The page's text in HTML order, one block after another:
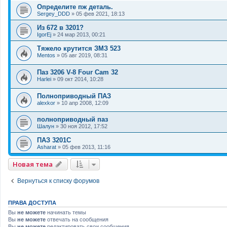
Определите пж деталь.
Sergey_DDD » 05 фев 2021, 18:13
Из 672 в 3201?
IgorEj » 24 мар 2013, 00:21
Тяжело крутится ЗМЗ 523
Mentos » 05 авг 2019, 08:31
Паз 3206 V-8 Four Cam 32
Harlei » 09 окт 2014, 10:28
Полноприводный ПАЗ
alexkor » 10 апр 2008, 12:09
полноприводный паз
Шалун » 30 ноя 2012, 17:52
ПАЗ 3201С
Asharat » 05 фев 2013, 11:16
Новая тема
Вернуться к списку форумов
ПРАВА ДОСТУПА
Вы не можете начинать темы
Вы не можете отвечать на сообщения